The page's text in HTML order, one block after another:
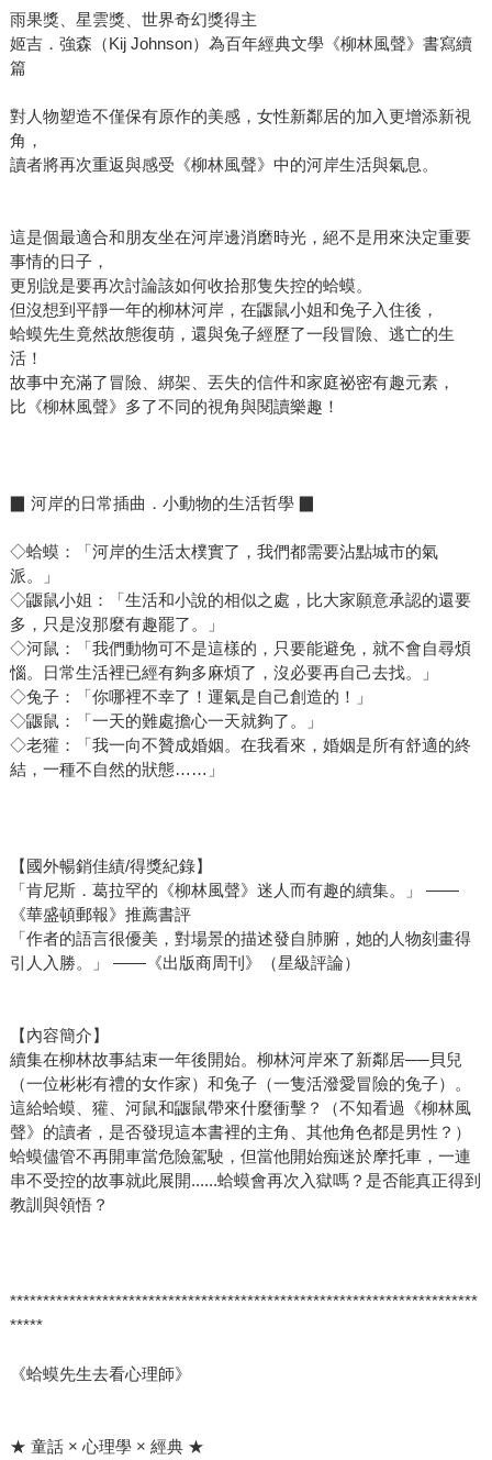
雨果獎、星雲獎、世界奇幻獎得主
姬吉．強森（Kij Johnson）為百年經典文學《柳林風聲》書寫續
篇
對人物塑造不僅保有原作的美感，女性新鄰居的加入更增添新視
角，
讀者將再次重返與感受《柳林風聲》中的河岸生活與氣息。
這是個最適合和朋友坐在河岸邊消磨時光，絕不是用來決定重要
事情的日子，
更別說是要再次討論該如何收拾那隻失控的蛤蟆。
但沒想到平靜一年的柳林河岸，在鼴鼠小姐和兔子入住後，
蛤蟆先生竟然故態復萌，還與兔子經歷了一段冒險、逃亡的生
活！
故事中充滿了冒險、綁架、丟失的信件和家庭祕密有趣元素，
比《柳林風聲》多了不同的視角與閱讀樂趣！
▉ 河岸的日常插曲．小動物的生活哲學 ▉
◇蛤蟆：「河岸的生活太樸實了，我們都需要沾點城市的氣
派。」
◇鼴鼠小姐：「生活和小說的相似之處，比大家願意承認的還要
多，只是沒那麼有趣罷了。」
◇河鼠：「我們動物可不是這樣的，只要能避免，就不會自尋煩
惱。日常生活裡已經有夠多麻煩了，沒必要再自己去找。」
◇兔子：「你哪裡不幸了！運氣是自己創造的！」
◇鼴鼠：「一天的難處擔心一天就夠了。」
◇老獾：「我一向不贊成婚姻。在我看來，婚姻是所有舒適的終
結，一種不自然的狀態……」
【國外暢銷佳績/得獎紀錄】
「肯尼斯．葛拉罕的《柳林風聲》迷人而有趣的續集。」 ——
《華盛頓郵報》推薦書評
「作者的語言很優美，對場景的描述發自肺腑，她的人物刻畫得
引人入勝。」 ——《出版商周刊》（星級評論）
【內容簡介】
續集在柳林故事結束一年後開始。柳林河岸來了新鄰居──貝兒
（一位彬彬有禮的女作家）和兔子（一隻活潑愛冒險的兔子）。
這給蛤蟆、獾、河鼠和鼴鼠帶來什麼衝擊？（不知看過《柳林風
聲》的讀者，是否發現這本書裡的主角、其他角色都是男性？）
蛤蟆儘管不再開車當危險駕駛，但當他開始痴迷於摩托車，一連
串不受控的故事就此展開......蛤蟆會再次入獄嗎？是否能真正得到
教訓與領悟？
***********************************************************************
*****
《蛤蟆先生去看心理師》
★ 童話 × 心理學 × 經典 ★